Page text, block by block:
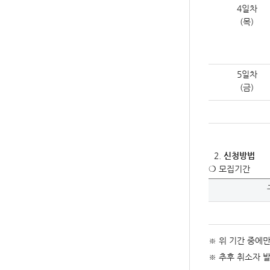
4일차
(목)
5일차
(금)
신청방법
❍ 모집기간
※ 위 기간 중에
※ 추후 취소자